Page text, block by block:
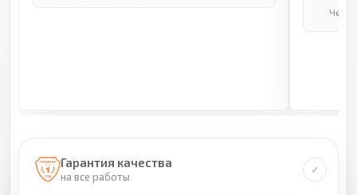
Гарантия качества
на все работы